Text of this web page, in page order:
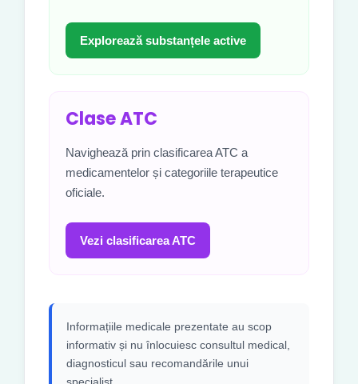
Explorează substanțele active
Clase ATC
Navighează prin clasificarea ATC a
medicamentelor și categoriile terapeutice
oficiale.
Vezi clasificarea ATC
Informațiile medicale prezentate au scop
informativ și nu înlocuiesc consultul medical,
diagnosticul sau recomandările unui